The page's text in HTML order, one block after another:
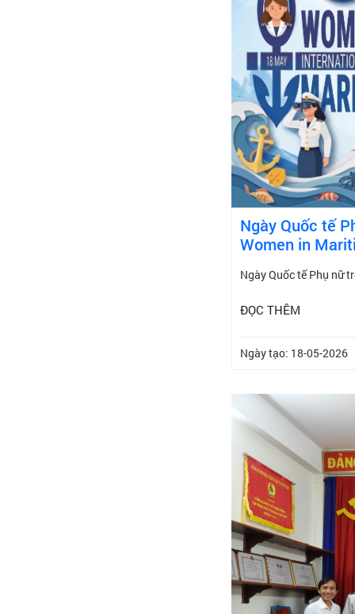
Ngày Quốc tế
Women in
Ngày Quốc tế Phụ nữ
ĐỌC THÊM
Ngày tạo: 18-05-2026